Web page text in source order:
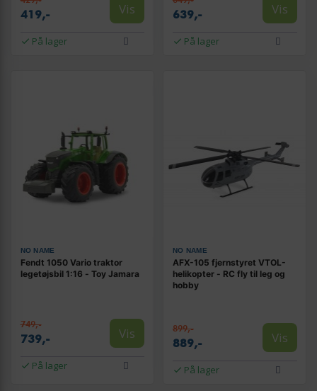
419,- Vis
På lager
639,- Vis
På lager
NO NAME
Fendt 1050 Vario traktor
legetøjsbil 1:16 - Toy Jamara
749,-
739,- Vis
På lager
NO NAME
AFX-105 fjernstyret VTOL-
helikopter - RC fly til leg og
hobby
899,-
889,- Vis
På lager